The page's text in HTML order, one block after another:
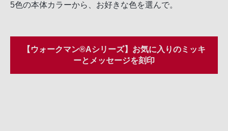
5色の本体カラーから、お好きな色を選んで。
【ウォークマン®Aシリーズ】お気に入りのミッキ
ーとメッセージを刻印